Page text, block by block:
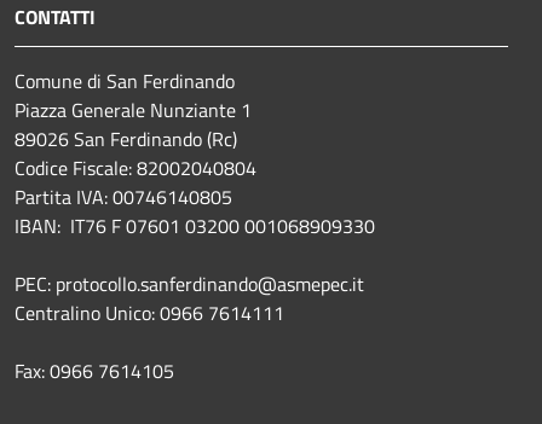
CONTATTI
Comune di San Ferdinando
Piazza Generale Nunziante 1
89026 San Ferdinando (Rc)
Codice Fiscale: 82002040804
Partita IVA: 00746140805
IBAN: IT76 F 07601 03200 001068909330
PEC: protocollo.sanferdinando@asmepec.it
Centralino Unico: 0966 7614111
Fax: 0966 7614105